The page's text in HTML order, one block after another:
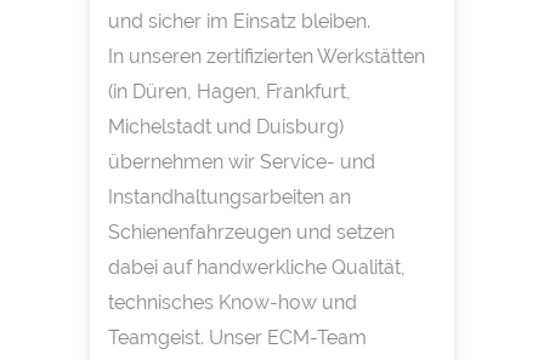
und sicher im Einsatz bleiben.
In unseren zertifizierten Werkstätten
(in Düren, Hagen, Frankfurt,
Michelstadt und Duisburg)
übernehmen wir Service- und
Instandhaltungsarbeiten an
Schienenfahrzeugen und setzen
dabei auf handwerkliche Qualität,
technisches Know-how und
Teamgeist. Unser ECM-Team